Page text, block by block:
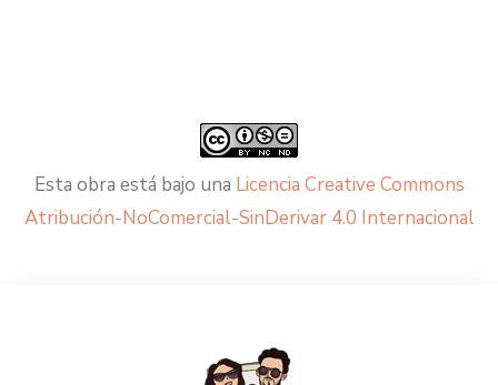
Esta obra está bajo una Licencia Creative Commons
Atribución-NoComercial-SinDerivar 4.0 Internacional